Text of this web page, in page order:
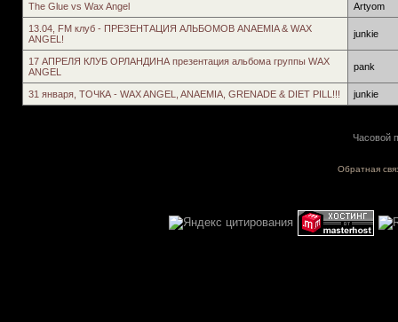
The Glue vs Wax Angel
Artyom
13.04, FM клуб - ПРЕЗЕНТАЦИЯ АЛЬБОМОВ ANAEMIA & WAX
ANGEL!
junkie
17 АПРЕЛЯ КЛУБ ОРЛАНДИНА презентация альбома группы WAX
ANGEL
pаnk
31 января, ТОЧКА - WAX ANGEL, ANAEMIA, GRENADE & DIET PILL!!! junkie
Часовой
Обратная